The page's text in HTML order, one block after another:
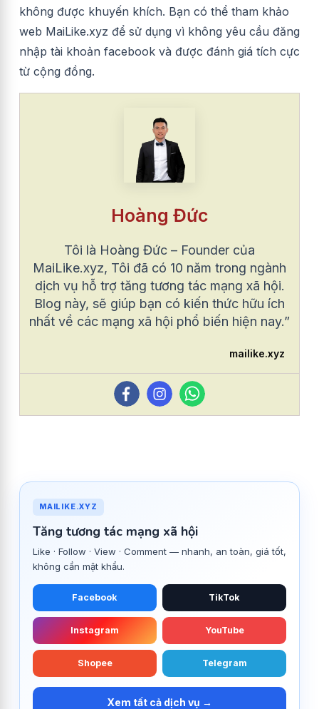
không được khuyến khích. Bạn có thể tham khảo
web MaiLike.xyz để sử dụng vì không yêu cầu đăng
nhập tài khoản facebook và được đánh giá tích cực
từ cộng đồng.
Hoàng Đức
Tôi là Hoàng Đức – Founder của
MaiLike.xyz, Tôi đã có 10 năm trong ngành
dịch vụ hỗ trợ tăng tương tác mạng xã hội.
Blog này, sẽ giúp bạn có kiến thức hữu ích
nhất về các mạng xã hội phổ biến hiện nay.”
mailike.xyz
MAILIKE.XYZ
Tăng tương tác mạng xã hội
Like · Follow · View · Comment — nhanh, an toàn, giá tốt,
không cần mật khẩu.
Facebook TikTok
Instagram YouTube
Shopee Telegram
Xem tất cả dịch vụ →